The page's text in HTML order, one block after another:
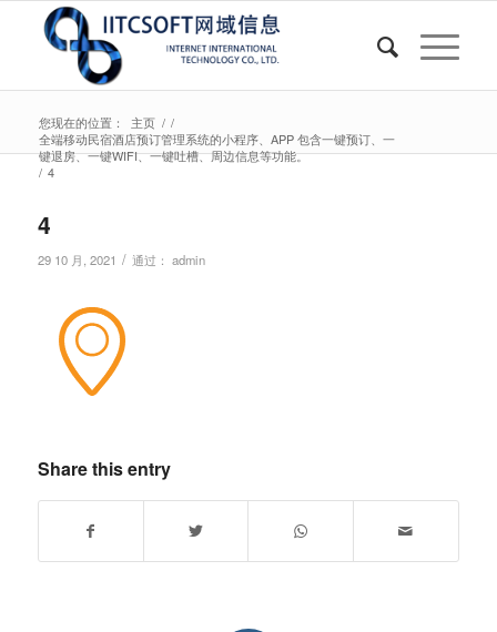
您现在的位置： 主页 / /
全端移动民宿酒店预订管理系统的小程序、APP 包含一键预订、一
键退房、一键WIFI、一键吐槽、周边信息等功能。
/ 4
4
29 10 月, 2021 / 通过： admin
Share this entry